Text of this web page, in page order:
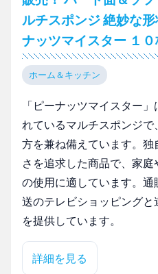
ルチスポンジ 絶妙な
ナッツマイスター １０
ホーム＆キッチン
「ピーナッツマイスター
れているマルチスポンジ
方を兼ね備えています。
さを追求した商品で、家
の使用に適しています。
送のテレビショッピング
を提供しています。
詳細を見る